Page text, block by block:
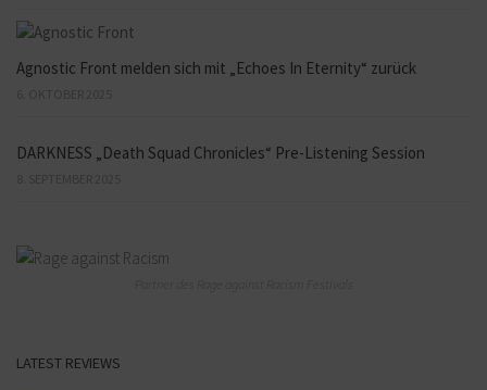
Agnostic Front melden sich mit „Echoes In Eternity“ zurück
DARKNESS „Death Squad Chronicles“ Pre-Listening Session
LATEST REVIEWS